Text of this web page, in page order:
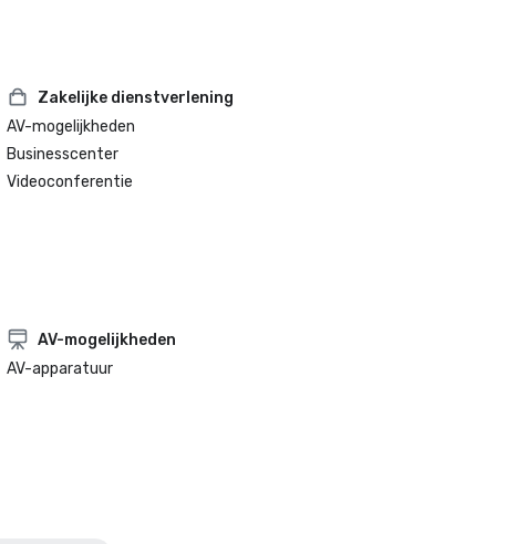
Zakelijke dienstverlening
AV-mogelijkheden
Businesscenter
Videoconferentie
AV-mogelijkheden
AV-apparatuur